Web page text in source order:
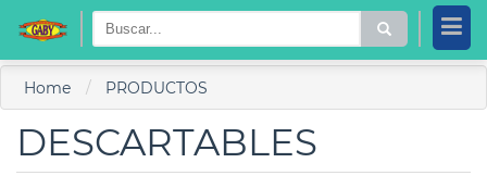
Home PRODUCTOS
DESCARTABLES